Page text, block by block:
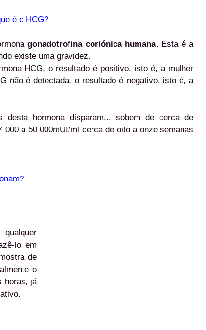
é o HCG?
gonadotrofina coriónica humana. Esta é a
existe uma gravidez.
HCG, o resultado é positivo, isto é, a mulher
não é detectada, o resultado é negativo, isto é, a
hormona disparam... sobem de cerca de
a 50 000mUI/ml cerca de oito a onze semanas
lo em
de
o
horas, já